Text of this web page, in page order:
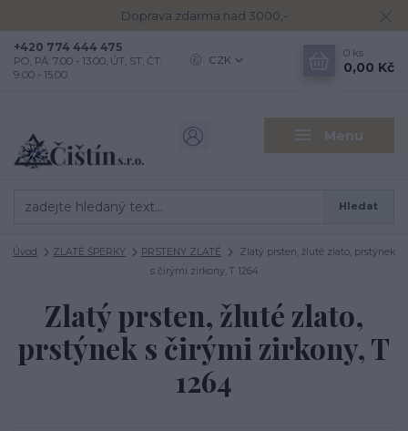
Doprava zdarma nad 3000,-
Menu
CZK
Hledat
+420 774 444 475
PO, PÁ: 7.00 - 13.00, ÚT, ST, ČT:
9.00 - 15.00
0 ks
0,00 Kč
Úvod ZLATÉ ŠPERKY PRSTENY ZLATÉ
Zlatý prsten, žluté zlato, prstýnek
s čirými zirkony, T 1264
Zlatý prsten, žluté zlato,
prstýnek s čirými zirkony, T
1264